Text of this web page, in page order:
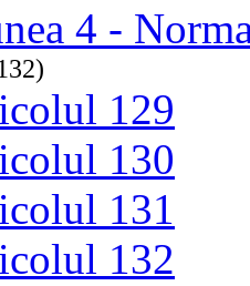
4 -
129
130
131
132